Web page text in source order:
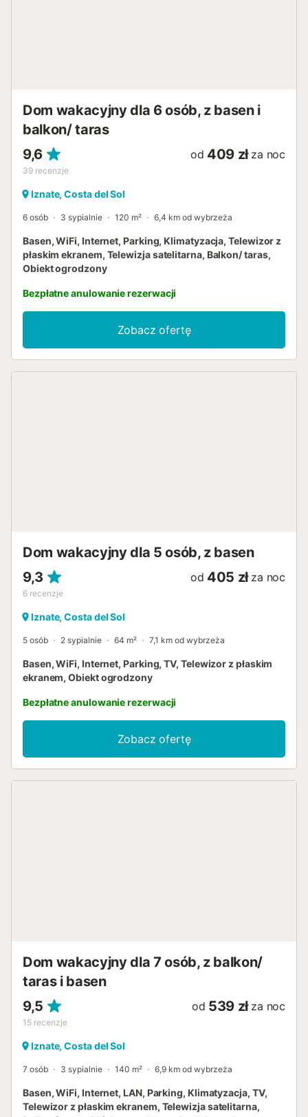
Dom wakacyjny dla 6 osób, z basen i
balkon/ taras
9,6
39 recenzje
od 409 zł za noc
Iznate, Costa del Sol
6 osób 3 sypialnie 120 m² 6,4 km od wybrzeża
Basen, WiFi, Internet, Parking, Klimatyzacja, Telewizor z
płaskim ekranem, Telewizja satelitarna, Balkon/ taras,
Obiekt ogrodzony
Bezpłatne anulowanie rezerwacji
Zobacz ofertę
Dom wakacyjny dla 5 osób, z basen
9,3
6 recenzje
od 405 zł za noc
Iznate, Costa del Sol
5 osób 2 sypialnie 64 m² 7,1 km od wybrzeża
Basen, WiFi, Internet, Parking, TV, Telewizor z płaskim
ekranem, Obiekt ogrodzony
Bezpłatne anulowanie rezerwacji
Zobacz ofertę
Dom wakacyjny dla 7 osób, z balkon/
taras i basen
9,5
15 recenzje
od 539 zł za noc
Iznate, Costa del Sol
7 osób 3 sypialnie 140 m² 6,9 km od wybrzeża
Basen, WiFi, Internet, LAN, Parking, Klimatyzacja, TV,
Telewizor z płaskim ekranem, Telewizja satelitarna,